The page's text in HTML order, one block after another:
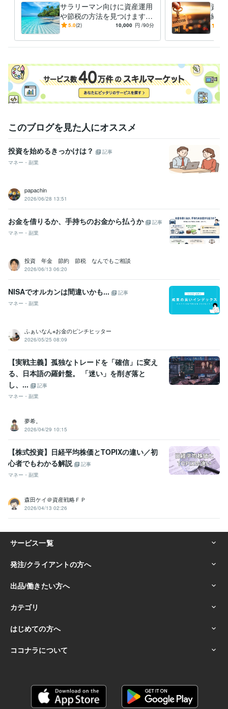
サラリーマン向けに資産運用
や節税の方法を見つけます
人生を豊かにするために、資
5.0(2) 10,000 円 /90分
資産
経験
届け
このブログを見た人にオススメ
投資を始めるきっかけは？
記事
マネー・副業
papachin
2026/06/28 13:51
お金を借りるか、手持ちのお金から払うか
記事
マネー・副業
投資 年金 節約 節税 なんでもご相談
2026/06/13 06:20
NISAでオルカンは間違いかも...
記事
マネー・副業
ふぁいなん※お金のピンチヒッター
2026/05/25 08:09
【実戦主義】孤独なトレードを「確信」に変え
る、日本語の羅針盤。 ​「迷い」を削ぎ落と
し、...
記事
マネー・副業
夢希。
2026/04/29 10:15
【株式投資】日経平均株価とTOPIXの違い／初
心者でもわかる解説
記事
マネー・副業
森田ケイ＠資産戦略ＦＰ
2026/04/13 02:26